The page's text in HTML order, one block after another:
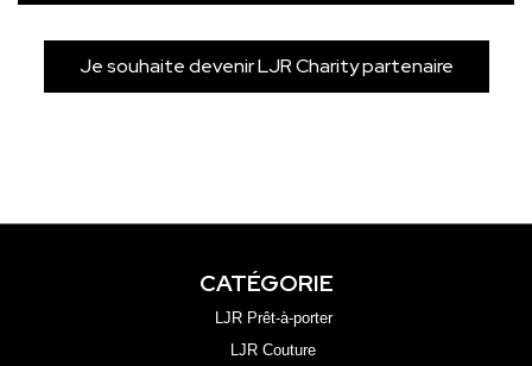
Je souhaite devenir LJR Charity partenaire
CATÉGORIE
LJR Prêt-à-porter
LJR Couture